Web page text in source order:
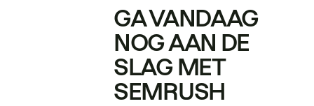
GA VANDAAG
NOG AAN DE
SLAG MET
SEMRUSH